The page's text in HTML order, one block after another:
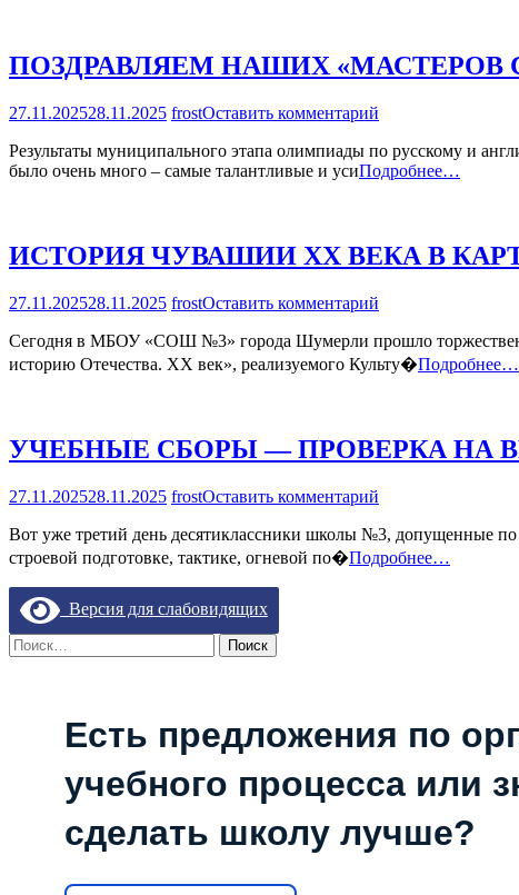
ПОЗДРАВЛЯЕМ НАШИХ «МАСТЕРОВ
27.11.202528.11.2025 frostОставить комментарий
НАШИХ
«МАСТЕРОВ
Результаты муниципального этапа олимпиады по русскому и
было очень много – самые талантливые и усиПодробнее…
ИСТОРИЯ ЧУВАШИИ XX ВЕКА В
27.11.202528.11.2025 frostОставить комментарий
ЧУВАШИИ
XX
ОТКРЫТИЕ
Сегодня в МБОУ «СОШ №3» города Шумерли прошло
историю Отечества. XX век», реализуемого Культу�Подробнее…
УЧЕБНЫЕ СБОРЫ — ПРОВЕРКА НА
27.11.202528.11.2025 frostОставить комментарий
СБОРЫ
—
Вот уже третий день десятиклассники школы №3, допущенные
строевой подготовке, тактике, огневой по�Подробнее…
Версия для слабовидящих
Найти:
Есть предложения по
учебного процесса или
сделать школу лучше?